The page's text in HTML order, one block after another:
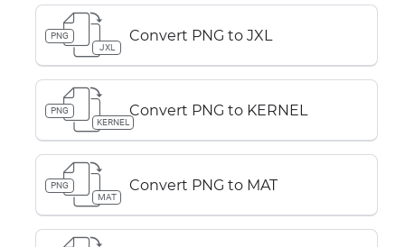
PNG
JXL
Convert PNG to JXL
PNG
KERNEL
Convert PNG to KERNEL
PNG
MAT
Convert PNG to MAT